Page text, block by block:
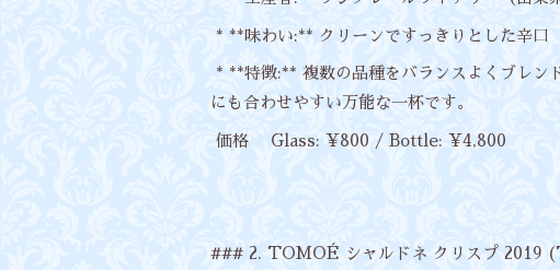
* **味わい:** クリーンですっきりとした辛口
* **特徴:** 複数の品種をバランスよくブレン
にも合わせやすい万能な一杯です。
価格 Glass: ¥800 / Bottle: ¥4,800
### 2. TOMOÉ シャルドネ クリスプ